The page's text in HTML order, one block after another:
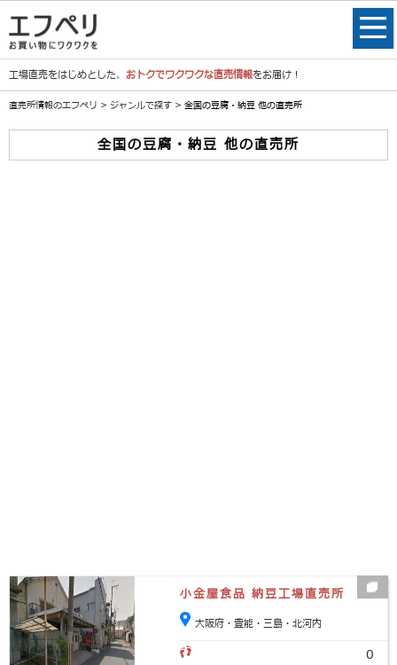
工場直売をはじめとした、 おトクでワクワクな直売情報をお届け！
直売所情報のエフペリ > ジャンルで探す > 全国の豆腐・納豆 他の直売所
全国の豆腐・納豆 他の直売所
小金屋食品 納豆工場直売所
大阪府・豊能・三島・北河内
0